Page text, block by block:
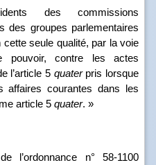
des commissions
des groupes parlementaires
seule qualité, par la voie
contre les actes
l’article 5 quater pris lorsque
affaires courantes dans les
article 5 quater. »
l’ordonnance n° 58‑1100